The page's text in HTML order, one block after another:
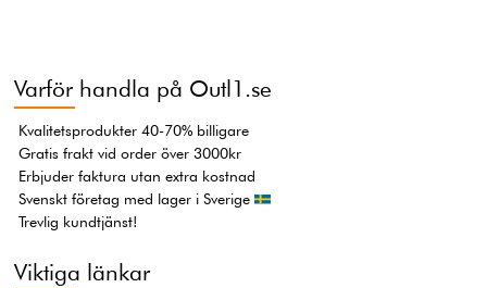
Varför handla på Outl1.se
Kvalitetsprodukter 40-70% billigare
Gratis frakt vid order över 3000kr
Erbjuder faktura utan extra kostnad
Svenskt företag med lager i Sverige
Trevlig kundtjänst!
Viktiga länkar